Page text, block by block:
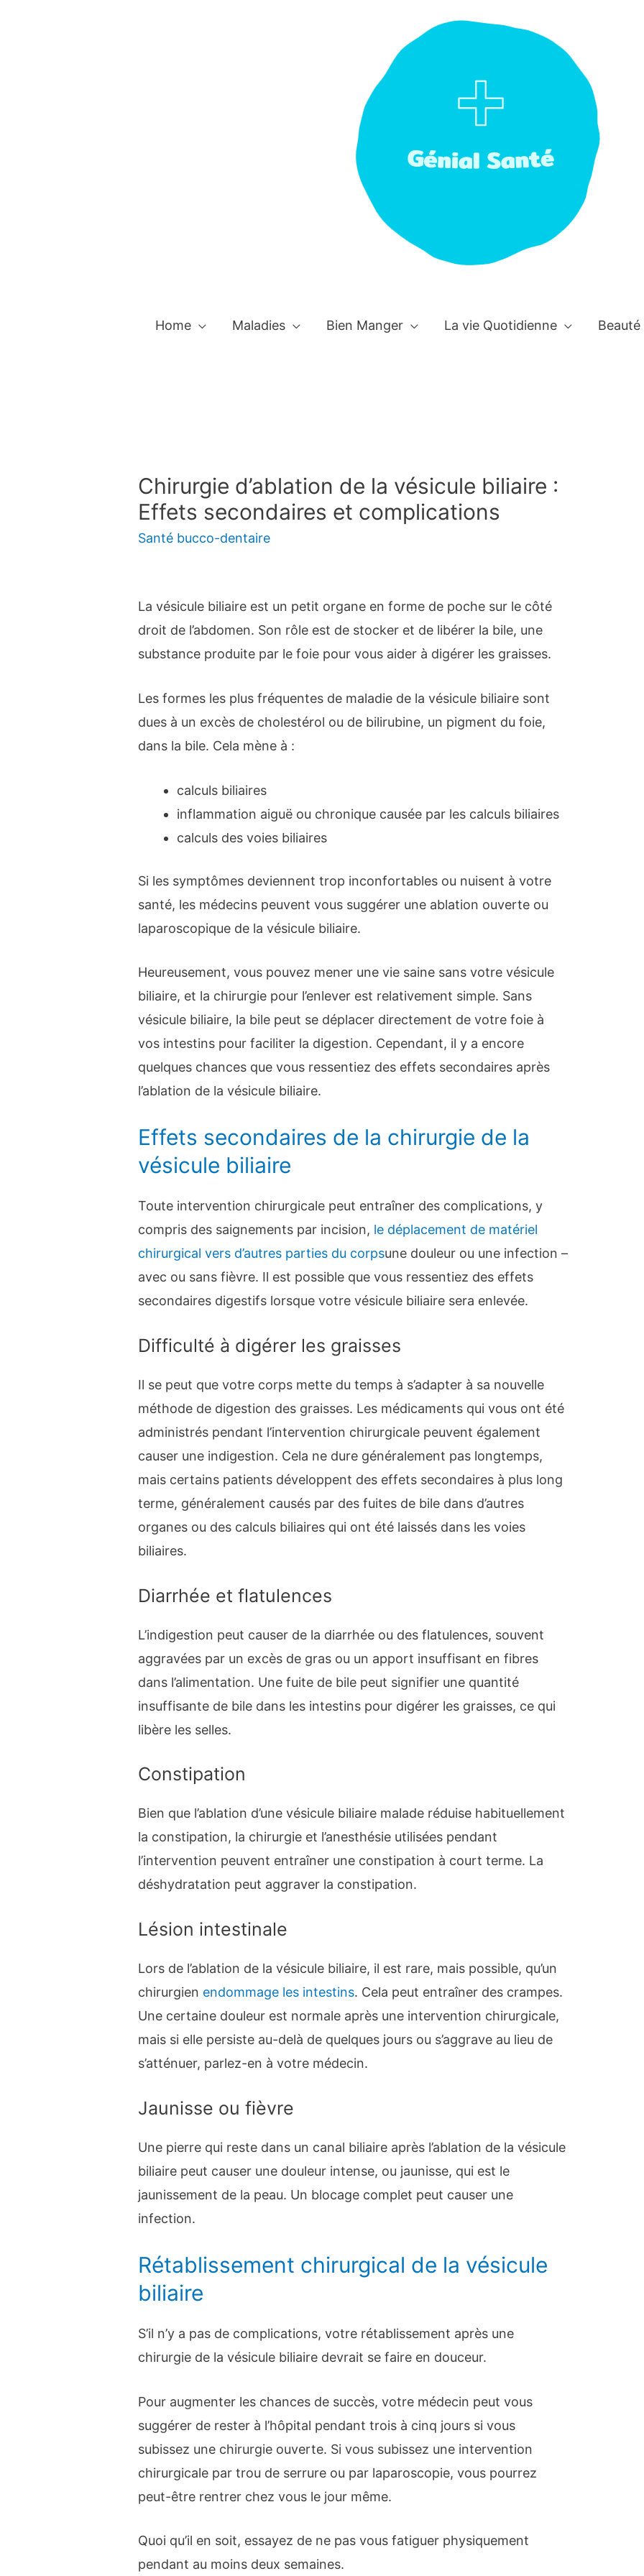
Home Maladies Bien Manger La vie Quotidienne Beauté
Chirurgie d’ablation de la vésicule biliaire :
Effets secondaires et complications
Santé bucco-dentaire
La vésicule biliaire est un petit organe en forme de poche sur le côté
droit de l’abdomen. Son rôle est de stocker et de libérer la bile, une
substance produite par le foie pour vous aider à digérer les graisses.
Les formes les plus fréquentes de maladie de la vésicule biliaire sont
dues à un excès de cholestérol ou de bilirubine, un pigment du foie,
dans la bile. Cela mène à :
calculs biliaires
inflammation aiguë ou chronique causée par les calculs biliaires
calculs des voies biliaires
Si les symptômes deviennent trop inconfortables ou nuisent à votre
santé, les médecins peuvent vous suggérer une ablation ouverte ou
laparoscopique de la vésicule biliaire.
Heureusement, vous pouvez mener une vie saine sans votre vésicule
biliaire, et la chirurgie pour l’enlever est relativement simple. Sans
vésicule biliaire, la bile peut se déplacer directement de votre foie à
vos intestins pour faciliter la digestion. Cependant, il y a encore
quelques chances que vous ressentiez des effets secondaires après
l’ablation de la vésicule biliaire.
Effets secondaires de la chirurgie de la
vésicule biliaire
Toute intervention chirurgicale peut entraîner des complications, y
compris des saignements par incision, le déplacement de matériel
chirurgical vers d’autres parties du corpsune douleur ou une infection –
avec ou sans fièvre. Il est possible que vous ressentiez des effets
secondaires digestifs lorsque votre vésicule biliaire sera enlevée.
Difficulté à digérer les graisses
Il se peut que votre corps mette du temps à s’adapter à sa nouvelle
méthode de digestion des graisses. Les médicaments qui vous ont été
administrés pendant l’intervention chirurgicale peuvent également
causer une indigestion. Cela ne dure généralement pas longtemps,
mais certains patients développent des effets secondaires à plus long
terme, généralement causés par des fuites de bile dans d’autres
organes ou des calculs biliaires qui ont été laissés dans les voies
biliaires.
Diarrhée et flatulences
L’indigestion peut causer de la diarrhée ou des flatulences, souvent
aggravées par un excès de gras ou un apport insuffisant en fibres
dans l’alimentation. Une fuite de bile peut signifier une quantité
insuffisante de bile dans les intestins pour digérer les graisses, ce qui
libère les selles.
Constipation
Bien que l’ablation d’une vésicule biliaire malade réduise habituellement
la constipation, la chirurgie et l’anesthésie utilisées pendant
l’intervention peuvent entraîner une constipation à court terme. La
déshydratation peut aggraver la constipation.
Lésion intestinale
Lors de l’ablation de la vésicule biliaire, il est rare, mais possible, qu’un
chirurgien endommage les intestins. Cela peut entraîner des crampes.
Une certaine douleur est normale après une intervention chirurgicale,
mais si elle persiste au-delà de quelques jours ou s’aggrave au lieu de
s’atténuer, parlez-en à votre médecin.
Jaunisse ou fièvre
Une pierre qui reste dans un canal biliaire après l’ablation de la vésicule
biliaire peut causer une douleur intense, ou jaunisse, qui est le
jaunissement de la peau. Un blocage complet peut causer une
infection.
Rétablissement chirurgical de la vésicule
biliaire
S’il n’y a pas de complications, votre rétablissement après une
chirurgie de la vésicule biliaire devrait se faire en douceur.
Pour augmenter les chances de succès, votre médecin peut vous
suggérer de rester à l’hôpital pendant trois à cinq jours si vous
subissez une chirurgie ouverte. Si vous subissez une intervention
chirurgicale par trou de serrure ou par laparoscopie, vous pourrez
peut-être rentrer chez vous le jour même.
Quoi qu’il en soit, essayez de ne pas vous fatiguer physiquement
pendant au moins deux semaines.